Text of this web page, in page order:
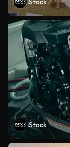
iStock